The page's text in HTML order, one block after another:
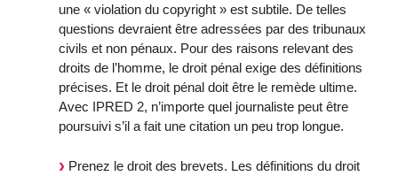
une « violation du copyright » est subtile. De telles
questions devraient être adressées par des tribunaux
civils et non pénaux. Pour des raisons relevant des
droits de l’homme, le droit pénal exige des définitions
précises. Et le droit pénal doit être le remède ultime.
Avec IPRED 2, n’importe quel journaliste peut être
poursuivi s’il a fait une citation un peu trop longue.
Prenez le droit des brevets. Les définitions du droit